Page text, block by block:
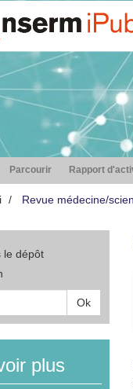
Parcourir Rapport
Revue médecine/
le dépôt
Ok
plus